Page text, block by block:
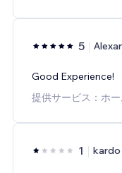
5
Good Experience!
提供サービス：ホ
1 kardo